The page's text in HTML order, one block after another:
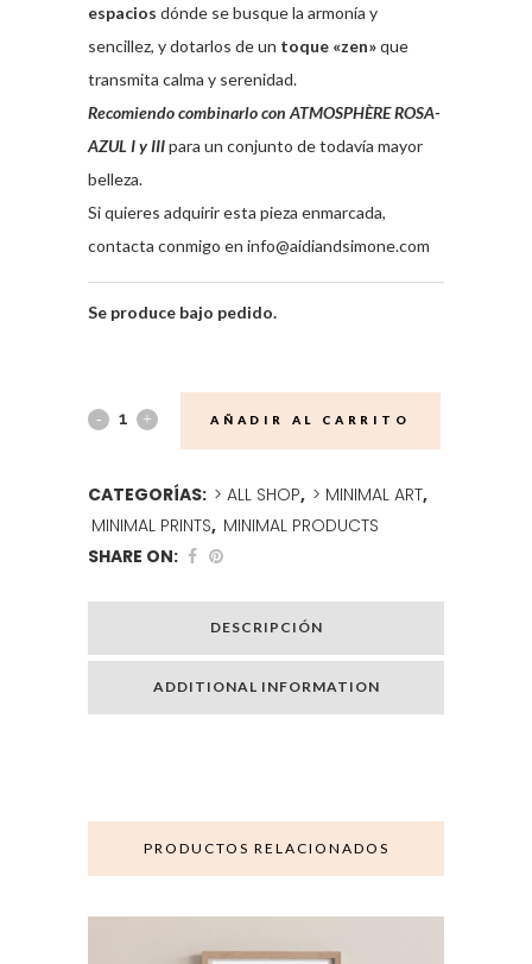
espacios dónde se busque la armonía y
sencillez, y dotarlos de un toque «zen»que
transmita calma y serenidad.
Recomiendo combinarlo con ATMOSPHÈRE ROSA-
AZUL IyIIIpara un conjunto de todavía mayor
belleza.
Si quieres adquirir esta pieza enmarcada,
contacta conmigo en info@aidiandsimone.com
Se produce bajo pedido.
AÑADIR AL CARRITO
CATEGORÍAS: > ALL SHOP, > MINIMAL ART,
MINIMAL PRINTS, MINIMAL PRODUCTS
SHARE ON:
DESCRIPCIÓN
ADDITIONAL INFORMATION
PRODUCTOS RELACIONADOS